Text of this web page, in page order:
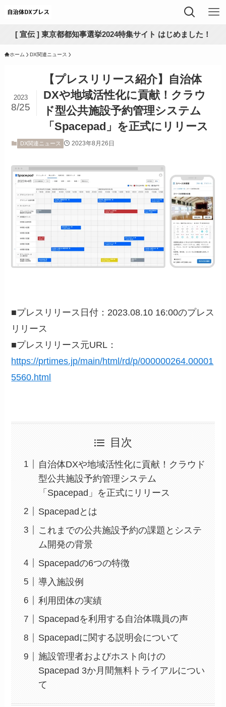
[ 宣伝 ] 東京都都知事選挙2024特集サイト はじめました！
ホーム DX関連ニュース
【プレスリリース紹介】自治体
DXや地域活性化に貢献！クラウ
ド型公共施設予約管理システム
「Spacepad」を正式にリリース
2023
8/25
DX関連ニュース 2023年8月26日
■プレスリリース日付：2023.08.10 16:00のプレス
リリース
■プレスリリース元URL：
https://prtimes.jp/main/html/rd/p/000000264.00001
5560.html
目次
自治体DXや地域活性化に貢献！クラウド
型公共施設予約管理システム
「Spacepad」を正式にリリース
Spacepadとは
これまでの公共施設予約の課題とシステ
ム開発の背景
Spacepadの6つの特徴
導入施設例
利用団体の実績
Spacepadを利用する自治体職員の声
Spacepadに関する説明会について
施設管理者およびホスト向けの
Spacepad 3か月間無料トライアルについ
て